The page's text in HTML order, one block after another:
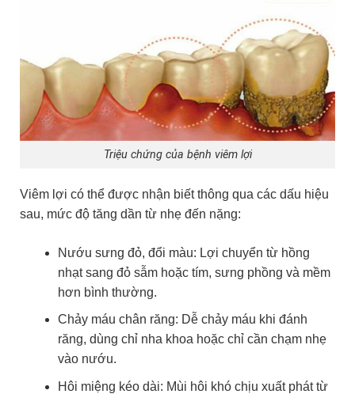
Triệu chứng của bệnh viêm lợi
Viêm lợi có thể được nhận biết thông qua các dấu hiệu
sau, mức độ tăng dần từ nhẹ đến nặng:
Nướu sưng đỏ, đổi màu: Lợi chuyển từ hồng
nhạt sang đỏ sẫm hoặc tím, sưng phồng và mềm
hơn bình thường.
Chảy máu chân răng: Dễ chảy máu khi đánh
răng, dùng chỉ nha khoa hoặc chỉ cần chạm nhẹ
vào nướu.
Hôi miệng kéo dài: Mùi hôi khó chịu xuất phát từ